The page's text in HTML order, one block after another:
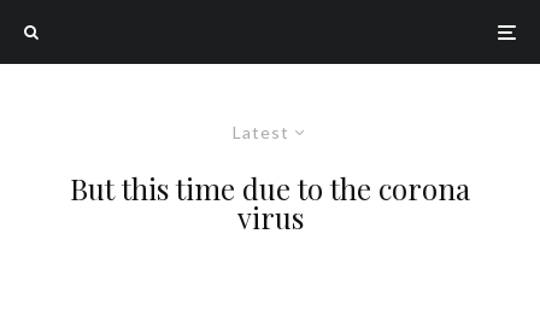
Latest
But this time due to the corona
virus